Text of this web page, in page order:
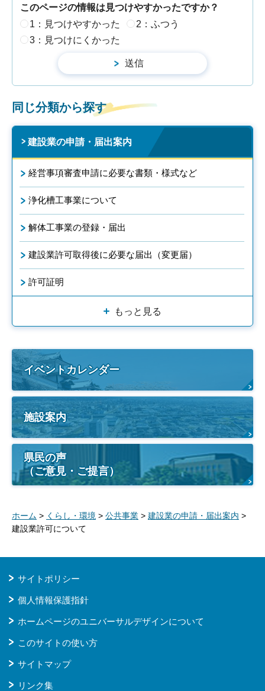
このページの情報は見つけやすかったですか？
1：見つけやすかった
2：ふつう
3：見つけにくかった
同じ分類から探す
建設業の申請・届出案内
経営事項審査申請に必要な書類・様式など
浄化槽工事業について
解体工事業の登録・届出
建設業許可取得後に必要な届出（変更届）
許可証明
もっと見る
イベントカレンダー
施設案内
県民の声
（ご意見・ご提言）
ホーム > くらし・環境 > 公共事業 > 建設業の申請・届出案内 >
建設業許可について
サイトポリシー
個人情報保護指針
ホームページのユニバーサルデザインについて
このサイトの使い方
サイトマップ
リンク集